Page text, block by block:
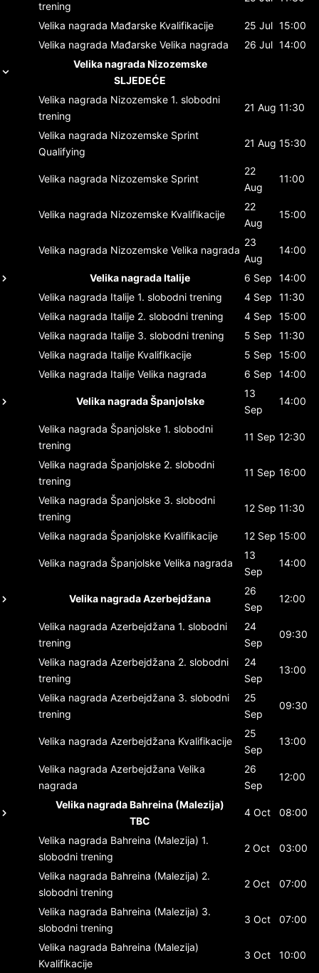
trening
Velika nagrada Mađarske Kvalifikacije 25 Jul 15:00
Velika nagrada Mađarske Velika nagrada 26 Jul 14:00
Velika nagrada Nizozemske
SLJEDEĆE
Velika nagrada Nizozemske 1. slobodni
trening
21 Aug 11:30
Velika nagrada Nizozemske Sprint
Qualifying
21 Aug 15:30
Velika nagrada Nizozemske Sprint
22
Aug
11:00
Velika nagrada Nizozemske Kvalifikacije
22
Aug
15:00
Velika nagrada Nizozemske Velika nagrada
23
Aug
14:00
Velika nagrada Italije 6 Sep
14:00
Velika nagrada Italije 1. slobodni trening 4 Sep
11:30
Velika nagrada Italije 2. slobodni trening 4 Sep
15:00
Velika nagrada Italije 3. slobodni trening 5 Sep
11:30
Velika nagrada Italije Kvalifikacije 5 Sep
15:00
Velika nagrada Italije Velika nagrada 6 Sep 14:00
Velika nagrada Španjolske
13
Sep
14:00
Velika nagrada Španjolske 1. slobodni
trening
11 Sep 12:30
Velika nagrada Španjolske 2. slobodni
trening
11 Sep 16:00
Velika nagrada Španjolske 3. slobodni
trening
12 Sep 11:30
Velika nagrada Španjolske Kvalifikacije 12 Sep 15:00
Velika nagrada Španjolske Velika nagrada
13
Sep
14:00
Velika nagrada Azerbejdžana
26
Sep
12:00
Velika nagrada Azerbejdžana 1. slobodni
trening
24
Sep
09:30
Velika nagrada Azerbejdžana 2. slobodni
trening
24
Sep
13:00
Velika nagrada Azerbejdžana 3. slobodni
trening
25
Sep
09:30
Velika nagrada Azerbejdžana Kvalifikacije
25
Sep
13:00
Velika nagrada Azerbejdžana Velika
nagrada
26
Sep
12:00
Velika nagrada Bahreina (Malezija)
TBC
4 Oct 08:00
Velika nagrada Bahreina (Malezija) 1.
slobodni trening
2 Oct 03:00
Velika nagrada Bahreina (Malezija) 2.
slobodni trening
2 Oct 07:00
Velika nagrada Bahreina (Malezija) 3.
slobodni trening
3 Oct 07:00
Velika nagrada Bahreina (Malezija)
Kvalifikacije
3 Oct 10:00